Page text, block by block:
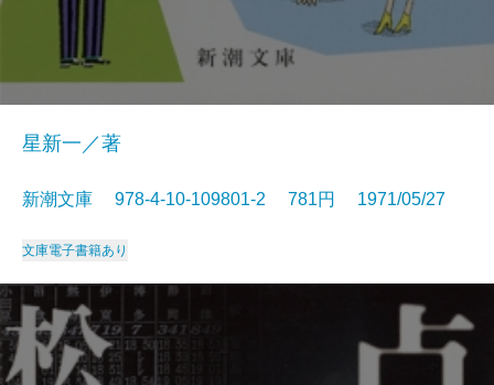
星新一／著
新潮文庫 978-4-10-109801-2 781円 1971/05/27
文庫電子書籍あり